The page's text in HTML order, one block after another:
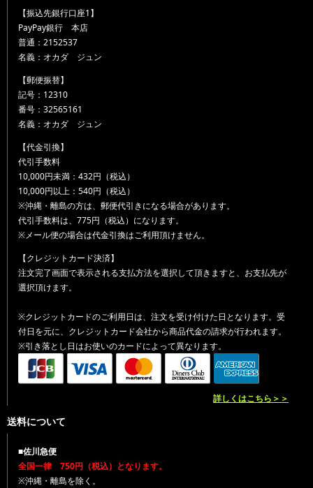
【振込先銀行口座1】
PayPay銀行 本店
普通：2152537
名義：オカダ ジュン
【郵便振替】
記号：12310
番号：32565161
名義：オカダ ジュン
【代金引換】
代引手数料
10,000円未満：432円（税込）
10,000円以上：540円（税込）
※沖縄・離島の方は、郵便代引きになる場合があります。
代引手数料は、775円（税込）になります。
※メール便の場合は代金引換はご利用頂けません。
【クレジットカード決済】
注文完了画面で表示される支払方法を選択して頂きますと、お支払先が
選択頂けます。
※クレジットカードのご利用日は、注文を受け付けた日となります。受
付日を元に、クレジットカード会社から商品代金の請求が行われます。
※引き落とし日はお使いのカードによって異なります。
詳しくはこちら＞＞
送料について
■佐川急便
全国一律 750円（税込）となります。
※沖縄・離島を除く。